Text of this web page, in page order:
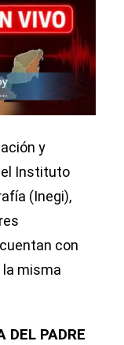
y
el Instituto
(Inegi),
con
la misma
DEL PADRE